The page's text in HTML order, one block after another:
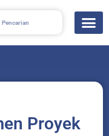
Proyek